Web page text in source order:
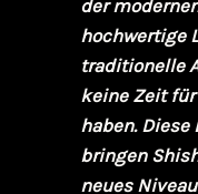
der
hochwertige
traditionelle
keine Zeit
haben. Diese
bringen
neues